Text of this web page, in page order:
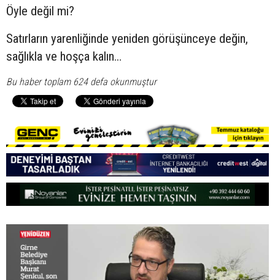
Öyle değil mi?
Satırların yarenliğinde yeniden görüşünceye değin,
sağlıkla ve hoşça kalın…
Bu haber toplam 624 defa okunmuştur